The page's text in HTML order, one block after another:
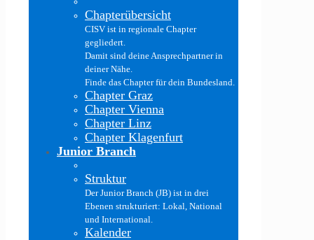
Chapterübersicht
CISV ist in regionale Chapter
gegliedert.
Damit sind deine Ansprechpartner in
deiner Nähe.
Finde das Chapter für dein Bundesland.
Chapter Graz
Chapter Vienna
Chapter Linz
Chapter Klagenfurt
Junior Branch
Struktur
Der Junior Branch (JB) ist in drei
Ebenen strukturiert: Lokal, National
und International.
Kalender